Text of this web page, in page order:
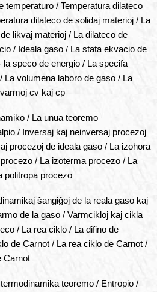
temperaturo / Temperatura dilateco
dilateco de solidaj materioj / La
likvaj materioj / La dilateco de
/ Ideala gaso / La stata ekvacio de
la speco de energio / La specifa
La volumena laboro de gaso / La
cv kaj cp
/ La unua teoremo
/ Inversaj kaj neinversaj procezoj
procezoj de ideala gaso / La izohora
/ La izoterma procezo / La
politropa procezo
ŝangiĝoj de la reala gaso kaj
de la gaso / Varmcikloj kaj cikla
/ La rea ciklo / La difino de
de Carnot / La rea ciklo de Carnot /
Carnot
teoremo / Entropio /